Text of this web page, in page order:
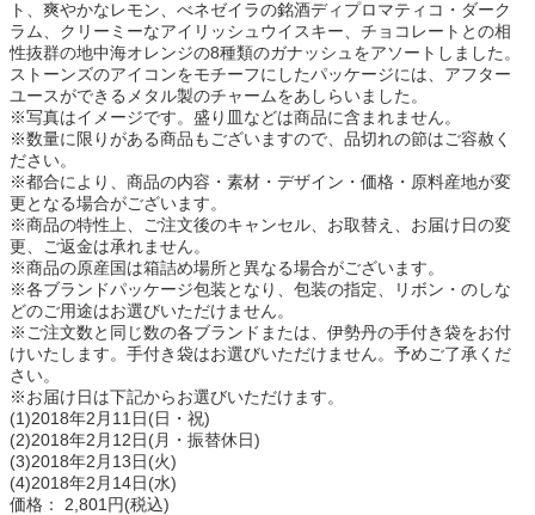
ト、爽やかなレモン、べネゼイラの銘酒ディプロマティコ・ダーク
ラム、クリーミーなアイリッシュウイスキー、チョコレートとの相
性抜群の地中海オレンジの8種類のガナッシュをアソートしました。
ストーンズのアイコンをモチーフにしたパッケージには、アフター
ユースができるメタル製のチャームをあしらいました。
※写真はイメージです。盛り皿などは商品に含まれません。
※数量に限りがある商品もございますので、品切れの節はご容赦く
ださい。
※都合により、商品の内容・素材・デザイン・価格・原料産地が変
更となる場合がございます。
※商品の特性上、ご注文後のキャンセル、お取替え、お届け日の変
更、ご返金は承れません。
※商品の原産国は箱詰め場所と異なる場合がございます。
※各ブランドパッケージ包装となり、包装の指定、リボン・のしな
どのご用途はお選びいただけません。
※ご注文数と同じ数の各ブランドまたは、伊勢丹の手付き袋をお付
けいたします。手付き袋はお選びいただけません。予めご了承くだ
さい。
※お届け日は下記からお選びいただけます。
(1)2018年2月11日(日・祝)
(2)2018年2月12日(月・振替休日)
(3)2018年2月13日(火)
(4)2018年2月14日(水)
価格： 2,801円(税込)